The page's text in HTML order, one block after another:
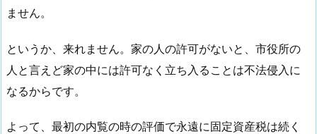
ません。
というか、来れません。家の人の許可がないと、市役所の
人と言えど家の中には許可なく立ち入ることは不法侵入に
なるからです。
よって、最初の内覧の時の評価で永遠に固定資産税は続く